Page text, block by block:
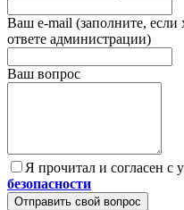
Ваш e-mail (заполните, если
ответе администрации)
Ваш вопрос
Я прочитал и согласен с
безопасности
Отправить свой вопрос